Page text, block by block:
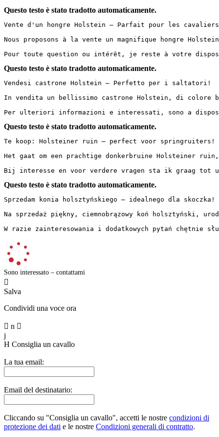
Questo testo è stato tradotto automaticamente.
Vente d'un hongre Holstein – Parfait pour les
Nous proposons à la vente un magnifique hongre
Pour toute question ou intérêt, je reste à votre
Questo testo è stato tradotto automaticamente.
Vendesi castrone Holstein – Perfetto per i saltatori!
In vendita un bellissimo castrone Holstein, di colore
Per ulteriori informazioni e interessati, sono a
Questo testo è stato tradotto automaticamente.
Te koop: Holsteiner ruin – perfect voor springruiters!
Het gaat om een prachtige donkerbruine Holsteiner
Bij interesse en voor verdere vragen sta ik graag
Questo testo è stato tradotto automaticamente.
Sprzedam konia holsztyńskiego – idealnego dla skoczka!
Na sprzedaż piękny, ciemnobrązowy koń holsztyński,
W razie zainteresowania i dodatkowych pytań chętnie
Sono interessato – contattami

Salva
Condividi una voce ora
 n 
j
H Consiglia un cavallo
La tua email:
Email del destinatario:
Cliccando su "Consiglia un cavallo", accetti le nostre condizioni di
protezione dei dati e le nostre Condizioni generali di contratto.